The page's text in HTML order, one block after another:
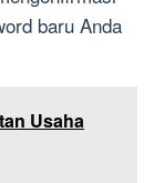
baru Anda
Usaha